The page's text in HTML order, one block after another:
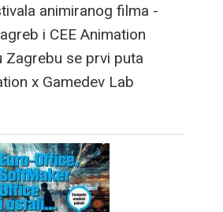
animiranog filma -
i CEE Animation
Zagrebu se prvi puta
x Gamedev Lab